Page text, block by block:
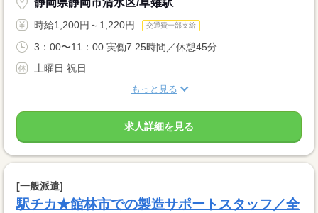
静岡県静岡市清水区/草薙駅
時給1,200円～1,220円 交通費一部支給
3：00〜11：00 実働7.25時間／休憩45分 ...
土曜日 祝日
もっと見る
求人詳細を見る
[一般派遣]
駅チカ★館林市での製造サポートスタッフ／全